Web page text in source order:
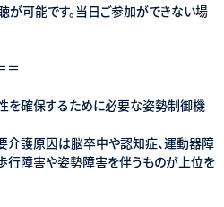
可能です。当日ご参加ができない場
＝
保するために必要な姿勢制御機
介護原因は脳卒中や認知症、運動器障
行障害や姿勢障害を伴うものが上位を